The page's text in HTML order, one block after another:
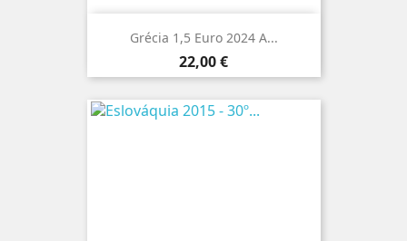
Grécia 1,5 Euro 2024 A...
Preço
22,00 €